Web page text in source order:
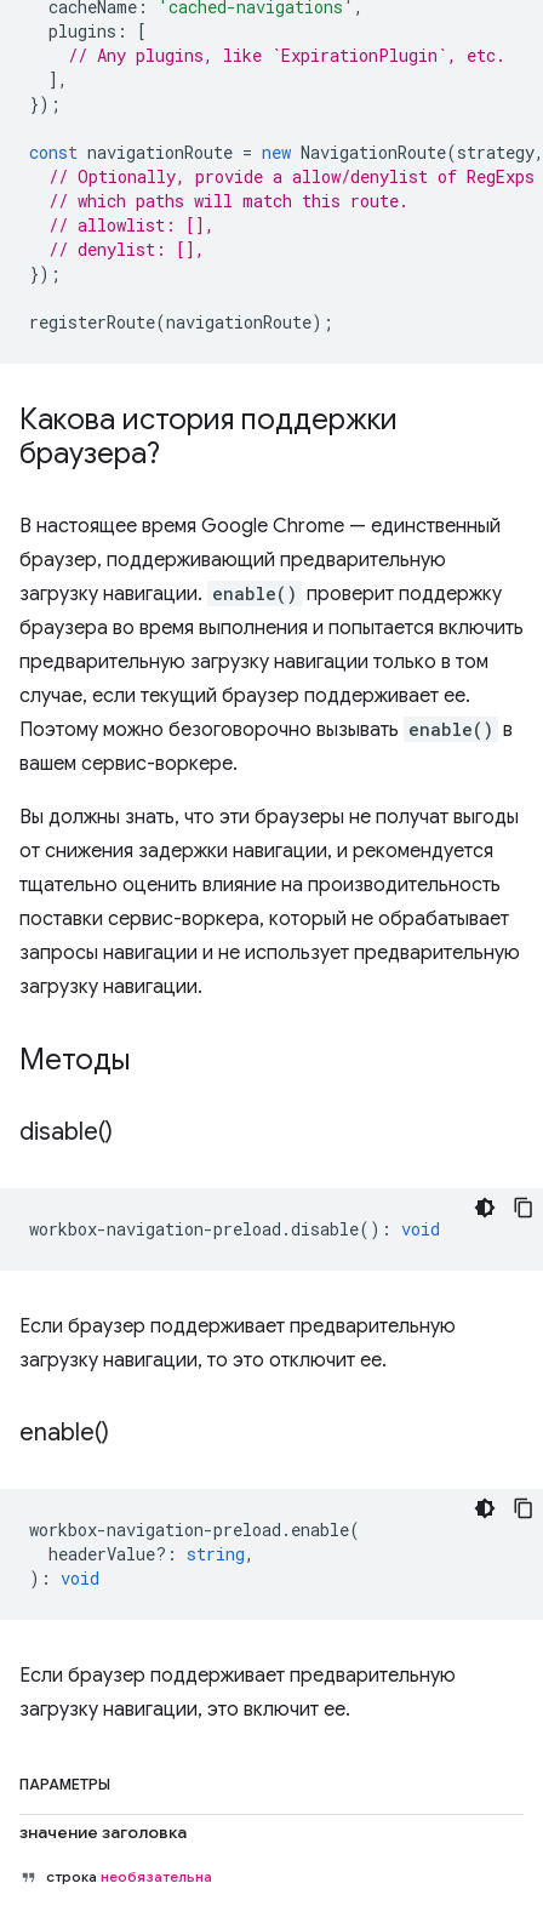
cacheName : 'cached-navigations' ,
plugins :
[
// Any plugins, like `ExpirationPlugin`, etc.
],
});
const navigationRoute = new NavigationRoute(strategy,
// Optionally, provide a allow/denylist of RegExps
// which paths will match this route.
// allowlist: [],
// denylist: [],
});
registerRoute(navigationRoute);
Какова история поддержки
браузера?
В настоящее время Google Chrome — единственный
браузер, поддерживающий предварительную
загрузку навигации. enable() проверит поддержку
браузера во время выполнения и попытается включить
предварительную загрузку навигации только в том
случае, если текущий браузер поддерживает ее.
Поэтому можно безоговорочно вызывать enable() в
вашем сервис-воркере.
Вы должны знать, что эти браузеры не получат выгоды
от снижения задержки навигации, и рекомендуется
тщательно оценить влияние на производительность
поставки сервис-воркера, который не обрабатывает
запросы навигации и не использует предварительную
загрузку навигации.
Методы
disable()
workbox-navigation-preload .disable() : void
Если браузер поддерживает предварительную
загрузку навигации, то это отключит ее.
enable()
workbox-navigation-preload . enable(
headerValue? : string,
) : void
Если браузер поддерживает предварительную
загрузку навигации, это включит ее.
ПАРАМЕТРЫ
значение заголовка
строка необязательна